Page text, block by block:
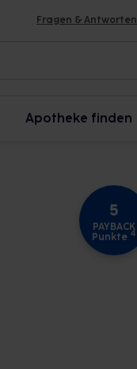
Fragen & Antworten
Apotheke finden
5
PAYBACK
Punkte 4